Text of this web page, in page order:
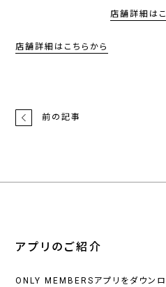
店舗詳細は
店舗詳細はこちらから
前の記事
アプリのご紹介
ONLY MEMBERSアプリをダウンロ